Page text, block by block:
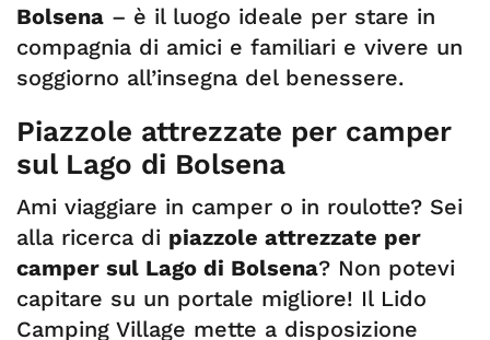
Bolsena – è il luogo ideale per stare in
compagnia di amici e familiari e vivere un
soggiorno all’insegna del benessere.
Piazzole attrezzate per camper
sul Lago di Bolsena
Ami viaggiare in camper o in roulotte? Sei
alla ricerca di piazzole attrezzate per
camper sul Lago di Bolsena? Non potevi
capitare su un portale migliore! Il Lido
Camping Village mette a disposizione